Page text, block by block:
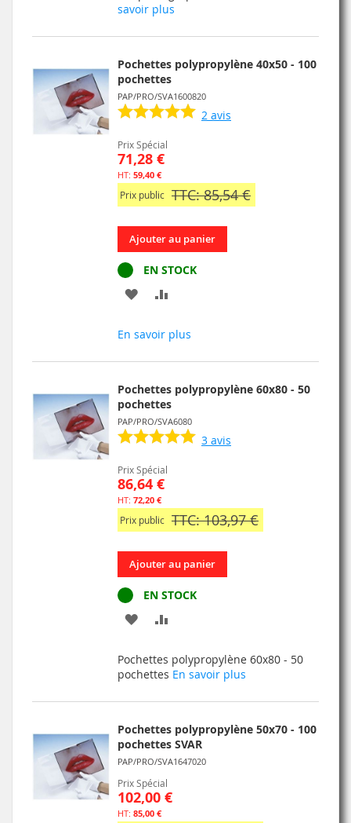
D’ENVIE
savoir plus
Pochettes polypropylène 40x50 - 100
pochettes
PAP/PRO/SVA1600820
2 avis
Prix Spécial
71,28 €
59,40 €
Prix public TTC: 85,54 €
Ajouter au panier
EN STOCK
AJOUTER
D’ENVIE
En savoir plus
Pochettes polypropylène 60x80 - 50
pochettes
PAP/PRO/SVA6080
3 avis
Prix Spécial
86,64 €
72,20 €
Prix public TTC: 103,97 €
Ajouter au panier
EN STOCK
AJOUTER
MA
LISTE
D’ENVIE
COMPARATEUR
Pochettes polypropylène 60x80 - 50
pochettes En savoir plus
Pochettes polypropylène 50x70 - 100
pochettes SVAR
PAP/PRO/SVA1647020
Prix Spécial
102,00 €
85,00 €